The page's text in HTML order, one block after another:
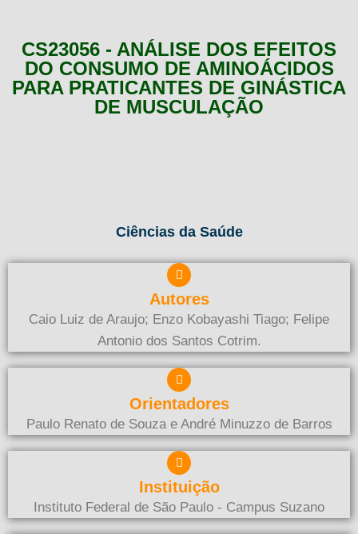
CS23056 - ANÁLISE DOS EFEITOS
DO CONSUMO DE AMINOÁCIDOS
PARA PRATICANTES DE GINÁSTICA
DE MUSCULAÇÃO
Ciências da Saúde
Autores
Caio Luiz de Araujo; Enzo Kobayashi Tiago; Felipe
Antonio dos Santos Cotrim.
Orientadores
Paulo Renato de Souza e André Minuzzo de Barros
Instituição
Instituto Federal de São Paulo - Campus Suzano